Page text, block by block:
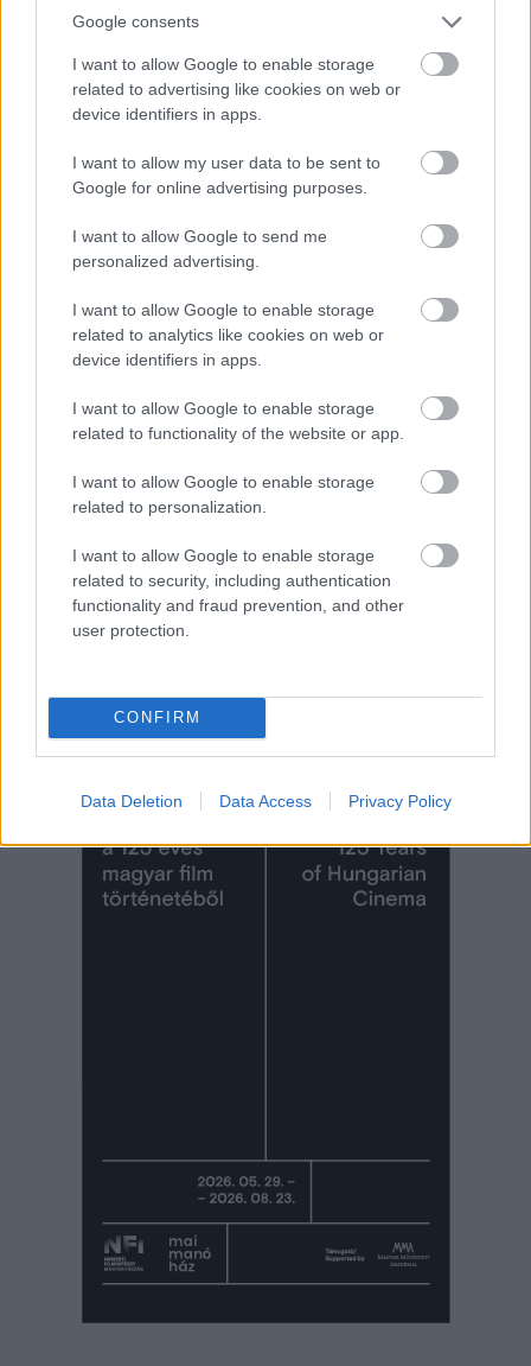
Google consents
I want to allow Google to enable storage
related to advertising like cookies on web or
device identifiers in apps.
I want to allow my user data to be sent to
Google for online advertising purposes.
I want to allow Google to send me
personalized advertising.
I want to allow Google to enable storage
related to analytics like cookies on web or
device identifiers in apps.
I want to allow Google to enable storage
related to functionality of the website or app.
I want to allow Google to enable storage
related to personalization.
I want to allow Google to enable storage
related to security, including authentication
functionality and fraud prevention, and other
user protection.
CONFIRM
Data Deletion Data Access Privacy Policy